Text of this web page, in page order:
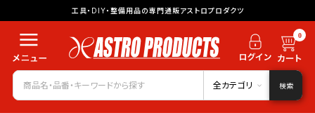
工具・DIY・整備用品の専門通販アストロプロダクツ
0
全カテゴリ 検索